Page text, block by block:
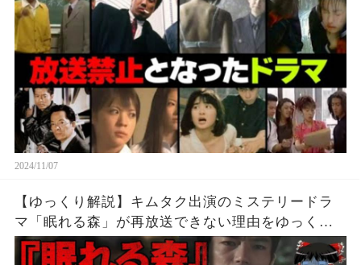
2024/11/07
【ゆっくり解説】キムタク出演のミステリードラ
マ「眠れる森」が再放送できない理由をゆっくり
解説